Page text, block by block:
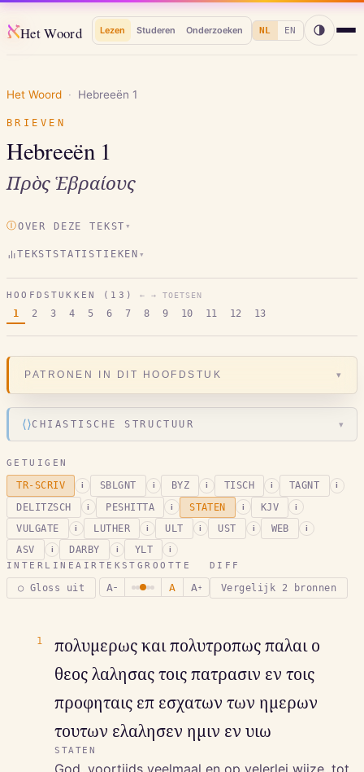
אHet Woord Lezen Studeren Onderzoeken NL EN
Het Woord · Hebreeën 1
BRIEVEN
Hebreeën 1
Πρὸς Ἑβραίους
ⒾOVER DEZE TEKST ▾
TEKSTSTATISTIEKEN ▾
HOOFDSTUKKEN ( 13 ) ← → TOETSEN
1 2 3 4 5 6 7 8 9 10 11 12 13
PATRONEN IN DIT HOOFDSTUK ▾
⟨⟩CHIASTISCHE STRUCTUUR ▾
GETUIGEN
TR-SCRIV i SBLGNT i BYZ i TISCH i TAGNT i
DELITZSCH i PESHITTA i STATEN i KJV i
VULGATE i LUTHER i ULT i UST i WEB i
ASV i DARBY i YLT i
INTERLINEAIR
○ Gloss uit
TEKSTGROOTTE
A − A A +
DIFF
Vergelijk 2 bronnen
1
πολυμερως και πολυτροπως παλαι ο
θεος λαλησας τοις πατρασιν εν τοις
προφηταις επ εσχατων των ημερων
τουτων ελαλησεν ημιν εν υιω
STATEN
God, voortijds veelmaal en op velerlei wijze, tot